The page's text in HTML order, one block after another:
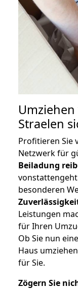
Umziehen
Straelen
Profitieren Sie
Netzwerk für
Beiladung
besonderen
Leistungen
für Ihren
Ob Sie nun
Haus
für Sie.
Zögern Sie